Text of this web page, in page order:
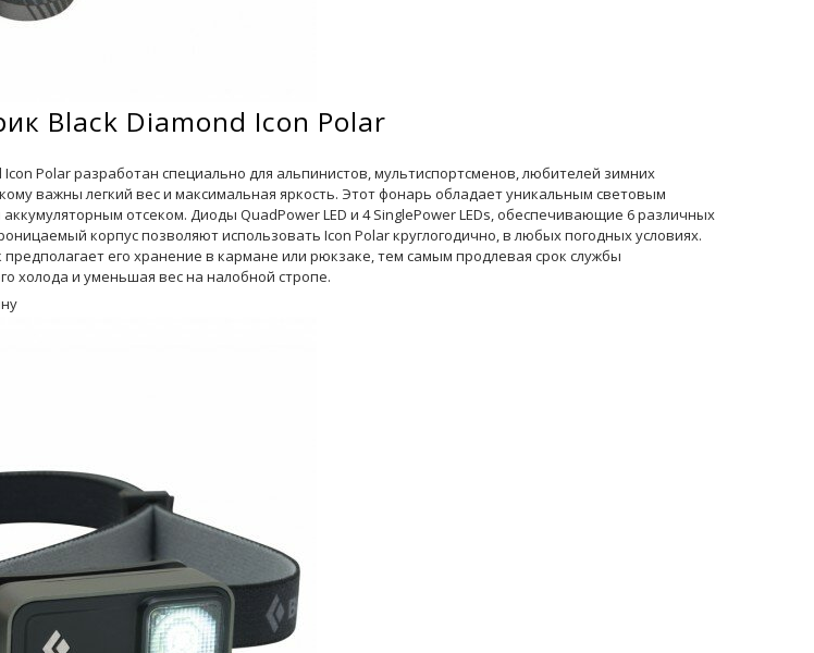
Black Diamond Icon Polar
Polar разработан специально для альпинистов, мультиспортсменов, любителей зимних
важны легкий вес и максимальная яркость. Этот фонарь обладает уникальным световым
отсеком. Диоды QuadPower LED и 4 SinglePower LEDs, обеспечивающие 6 различных
корпус позволяют использовать Icon Polar круглогодично, в любых погодных условиях.
его хранение в кармане или рюкзаке, тем самым продлевая срок службы
холода и уменьшая вес на налобной стропе.